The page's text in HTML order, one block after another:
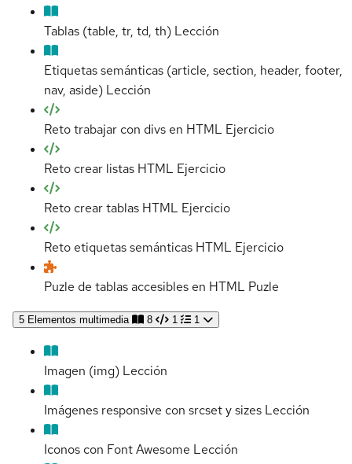
Tablas (table, tr, td, th) Lección
Etiquetas semánticas (article, section, header, footer,
nav, aside) Lección
Reto trabajar con divs en HTML Ejercicio
Reto crear listas HTML Ejercicio
Reto crear tablas HTML Ejercicio
Reto etiquetas semánticas HTML Ejercicio
Puzle de tablas accesibles en HTML Puzle
5 Elementos multimedia 8 1 1
Imagen (img) Lección
Imágenes responsive con srcset y sizes Lección
Iconos con Font Awesome Lección